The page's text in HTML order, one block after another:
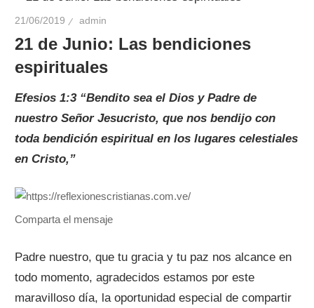
21/06/2019 admin
21 de Junio: Las bendiciones
espirituales
Efesios 1:3 “Bendito sea el Dios y Padre de
nuestro Señor Jesucristo, que nos bendijo con
toda bendición espiritual en los lugares celestiales
en Cristo,”
Comparta el mensaje
Padre nuestro, que tu gracia y tu paz nos alcance en
todo momento, agradecidos estamos por este
maravilloso día, la oportunidad especial de compartir